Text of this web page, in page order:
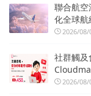
聯合航
化全球航
2026/08/
社群觸及
2026/08/